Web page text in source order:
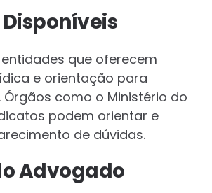
que oferecem
e orientação para
como o Ministério do
podem orientar e
de dúvidas.
Advogado